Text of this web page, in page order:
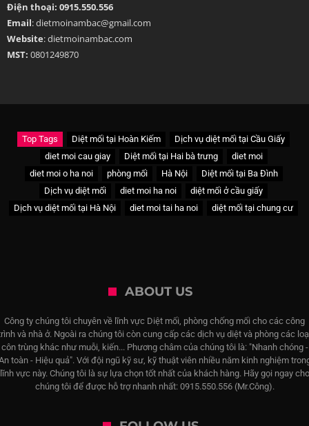
Điện thoại: 0915.550.556
Email: dietmoinambac@gmail.com
Website: dietmoinambac.com
MST: 0801249870
Top Tags Diệt mối tại Hoàn Kiếm
Dịch vụ diệt mối tại Cầu Giấy
diet moi cau giay
Diệt mối tại Hai bà trưng
diet moi
diet moi o ha noi
phòng mối Hà Nội
Diệt mối tại Ba Đình
Dịch vụ diệt mối
diet moi ha noi
diệt mối ở cầu giấy
Dịch vụ diệt mối tại Hà Nội
diet moi tai ha noi diệt mối tại chung cư
ABOUT US
Công ty chúng tôi chuyên về lĩnh vực Diệt mối, phòng chống mối cho các công
và nhà ở. Ngoài ra chúng tôi còn cung cấp các dịch vụ diệt và phòng các
côn trùng khác như muỗi, kiến... Phương châm của chúng tôi là: "Nhanh chóng -
toàn - Hiệu quả". Với đội ngũ kỹ sư, kỹ thuật viên nhiều năm kinh nghiệm
lĩnh vực này. Chúng tôi là sự lựa chọn tốt nhất của khách hàng. Hãy gọi ngay cho
chúng tôi để được hỗ trợ nhanh nhất: 0915.550.556 (Mr.Công).